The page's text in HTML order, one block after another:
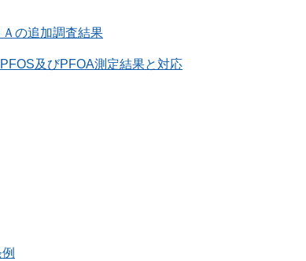
の追加調査結果
及びPFOA測定結果と対応